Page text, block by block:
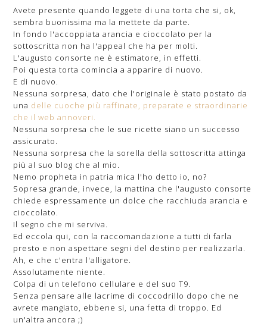
Avete presente quando leggete di una torta che si, ok,
sembra buonissima ma la mettete da parte.
In fondo l'accoppiata arancia e cioccolato per la
sottoscritta non ha l'appeal che ha per molti.
L'augusto consorte ne è estimatore, in effetti.
Poi questa torta comincia a apparire di nuovo.
E di nuovo.
Nessuna sorpresa, dato che l'originale è stato postato da
una delle cuoche più raffinate, preparate e straordinarie
che il web annoveri.
Nessuna sorpresa che le sue ricette siano un successo
assicurato.
Nessuna sorpresa che la sorella della sottoscritta attinga
più al suo blog che al mio.
Nemo propheta in patria mica l'ho detto io, no?
Sopresa grande, invece, la mattina che l'augusto consorte
chiede espressamente un dolce che racchiuda arancia e
cioccolato.
Il segno che mi serviva.
Ed eccola qui, con la raccomandazione a tutti di farla
presto e non aspettare segni del destino per realizzarla.
Ah, e che c'entra l'alligatore.
Assolutamente niente.
Colpa di un telefono cellulare e del suo T9.
Senza pensare alle lacrime di coccodrillo dopo che ne
avrete mangiato, ebbene si, una fetta di troppo. Ed
un'altra ancora ;)